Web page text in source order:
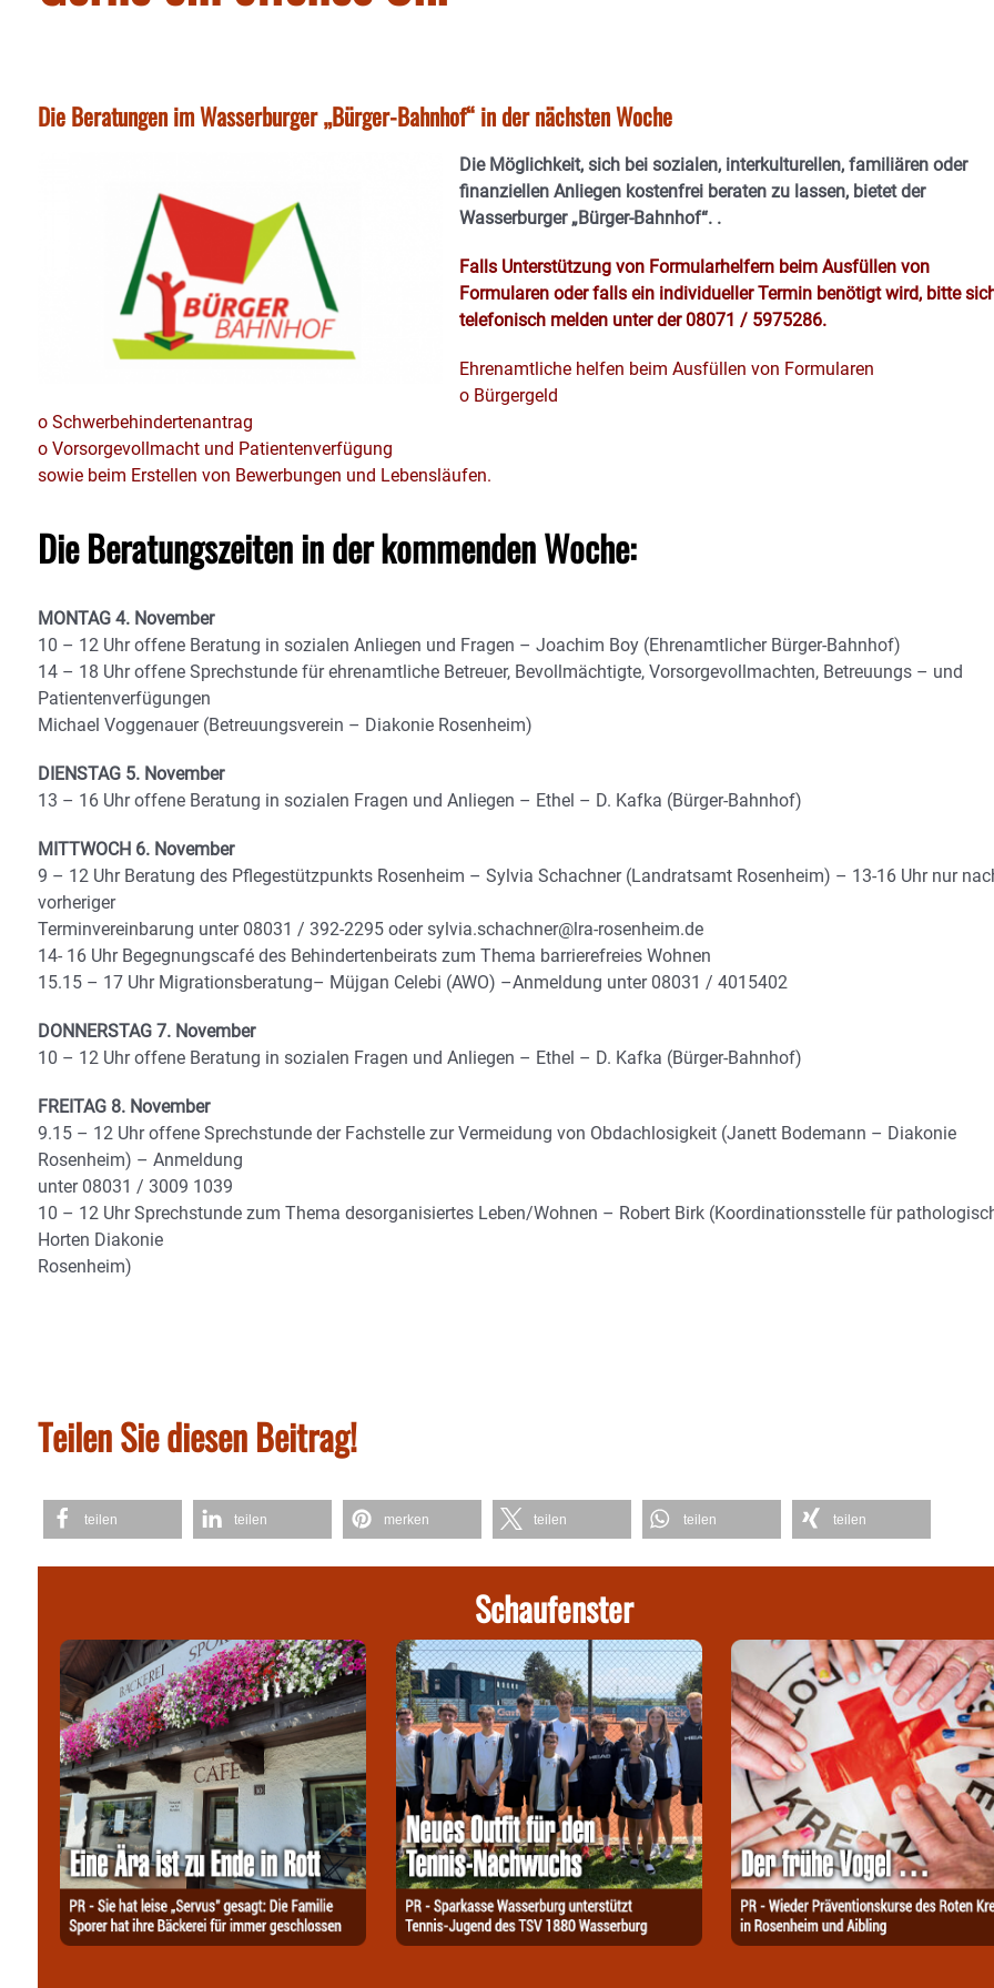
Die Beratungen im Wasserburger „Bürger-Bahnhof“ in der nächsten Woche
Die Möglichkeit, sich bei sozialen, interkulturellen, familiären oder
finanziellen Anliegen kostenfrei beraten zu lassen, bietet der
Wasserburger „Bürger-Bahnhof“. .
Falls Unterstützung von Formularhelfern beim Ausfüllen von
Formularen oder falls ein individueller Termin benötigt wird, bitte
telefonisch melden unter der 08071 / 5975286.
Ehrenamtliche helfen beim Ausfüllen von Formularen
o Bürgergeld
o Schwerbehindertenantrag
o Vorsorgevollmacht und Patientenverfügung
sowie beim Erstellen von Bewerbungen und Lebensläufen.
Die Beratungszeiten in der kommenden Woche:
MONTAG 4. November
10 – 12 Uhr offene Beratung in sozialen Anliegen und Fragen – Joachim Boy (Ehrenamtlicher Bürger-Bahnhof)
14 – 18 Uhr offene Sprechstunde für ehrenamtliche Betreuer, Bevollmächtigte, Vorsorgevollmachten, Betreuungs – und
Patientenverfügungen
Michael Voggenauer (Betreuungsverein – Diakonie Rosenheim)
DIENSTAG 5. November
13 – 16 Uhr offene Beratung in sozialen Fragen und Anliegen – Ethel – D. Kafka (Bürger-Bahnhof)
MITTWOCH 6. November
9 – 12 Uhr Beratung des Pflegestützpunkts Rosenheim – Sylvia Schachner (Landratsamt Rosenheim) – 13-16 Uhr nur
vorheriger
Terminvereinbarung unter 08031 / 392-2295 oder sylvia.schachner@lra-rosenheim.de
14- 16 Uhr Begegnungscafé des Behindertenbeirats zum Thema barrierefreies Wohnen
15.15 – 17 Uhr Migrationsberatung– Müjgan Celebi (AWO) –Anmeldung unter 08031 / 4015402
DONNERSTAG 7. November
10 – 12 Uhr offene Beratung in sozialen Fragen und Anliegen – Ethel – D. Kafka (Bürger-Bahnhof)
FREITAG 8. November
9.15 – 12 Uhr offene Sprechstunde der Fachstelle zur Vermeidung von Obdachlosigkeit (Janett Bodemann – Diakonie
Rosenheim) – Anmeldung
unter 08031 / 3009 1039
10 – 12 Uhr Sprechstunde zum Thema desorganisiertes Leben/Wohnen – Robert Birk (Koordinationsstelle für
Horten Diakonie
Rosenheim)
Teilen Sie diesen Beitrag!
teilen teilen merken teilen teilen teilen
Schaufenster